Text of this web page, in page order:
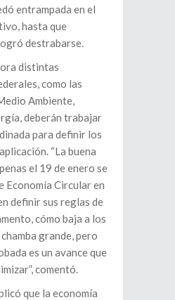
entrampada en el
hasta que
destrabarse.
distintas
como las
Ambiente,
deberán trabajar
para definir los
“La buena
el 19 de enero se
Economía Circular en
definir sus reglas de
cómo baja a los
grande, pero
es un avance que
comentó.
que la economía